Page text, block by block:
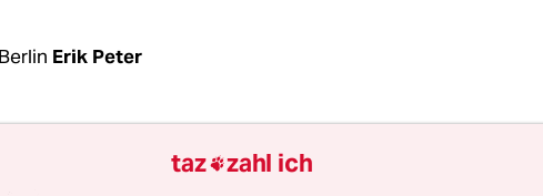
Erik Peter
mehr Geld für die Polizei aus. Die Ausgaben für
Sachmittel sind dabei seit 2010 absolut und relativ
taz zahl ich